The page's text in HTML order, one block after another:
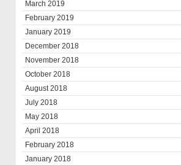
March 2019
February 2019
January 2019
December 2018
November 2018
October 2018
August 2018
July 2018
May 2018
April 2018
February 2018
January 2018